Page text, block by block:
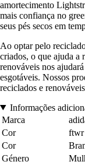
amortecimento
mais confiança no
seus pés secos em
Ao optar pelo
criados, o que ajuda a
renováveis nos
esgotáveis. Nossos
reciclados e
Informações
Marca
Cor
ftwr
Cor
Género